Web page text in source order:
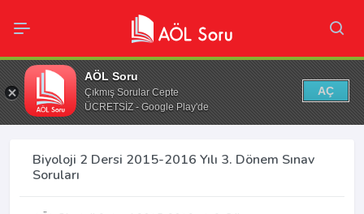
AÖL Soru
Çıkmış Sorular Cepte
ÜCRETSİZ - Google Play'de
AÇ
Biyoloji 2 Dersi 2015-2016 Yılı 3. Dönem Sınav
Soruları